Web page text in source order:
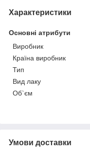
Характеристики
Основні атрибути
Виробник
Країна виробник
Тип
Вид лаку
Об`єм
Умови доставки